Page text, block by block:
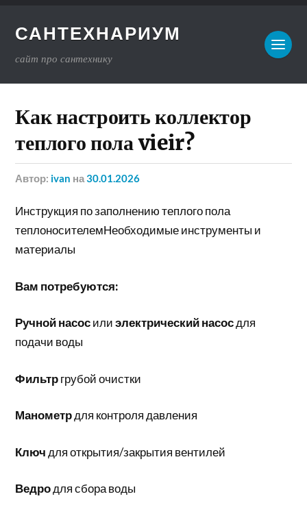
САНТЕХНАРИУМ
сайт про сантехнику
Как настроить коллектор
теплого пола vieir?
Автор: ivan на30.01.2026
Инструкция по заполнению теплого пола
теплоносителемНеобходимые инструменты и
материалы
Вам потребуются:
Ручной насосилиэлектрический насосдля
подачи воды
Фильтргрубой очистки
Манометрдля контроля давления
Ключ для открытия/закрытия вентилей
Ведродля сбора воды